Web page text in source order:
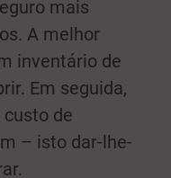
mais
A melhor
inventário de
Em seguida,
de
– isto dar-lhe-